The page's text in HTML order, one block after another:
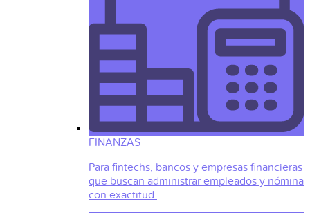
FINANZAS
Para fintechs, bancos y empresas financieras
que buscan administrar empleados y nómina
con exactitud.